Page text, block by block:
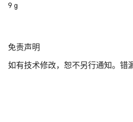
9 g
免
声
免责声明
如有技术修改，恕不另行通知。错
我们的客户支持专家正在等待